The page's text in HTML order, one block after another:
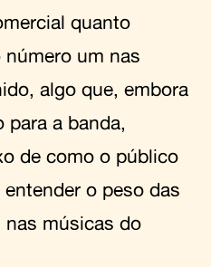
quanto
um nas
algo que, embora
a banda,
de como o público
o peso das
nas músicas do